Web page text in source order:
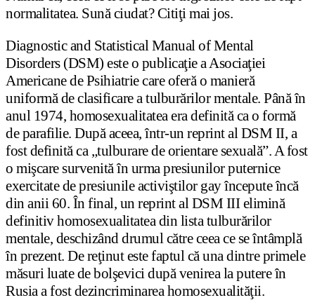
normalitatea. Sună ciudat? Citiţi mai jos.
Diagnostic and Statistical Manual of Mental
Disorders (DSM) este o publicaţie a Asociaţiei
Americane de Psihiatrie care oferă o manieră
uniformă de clasificare a tulburărilor mentale. Până în
anul 1974, homosexualitatea era definită ca o formă
de parafilie. După aceea, într-un reprint al DSM II, a
fost definită ca „tulburare de orientare sexuală”. A fost
o mişcare survenită în urma presiunilor puternice
exercitate de presiunile activiştilor gay începute încă
din anii 60. În final, un reprint al DSM III elimină
definitiv homosexualitatea din lista tulburărilor
mentale, deschizând drumul către ceea ce se întâmplă
în prezent. De reţinut este faptul că una dintre primele
măsuri luate de bolşevici după venirea la putere în
Rusia a fost dezincriminarea homosexualităţii.